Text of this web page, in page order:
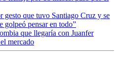
gesto que tuvo Santiago Cruz y se
golpeó pensar en todo”
que llegaría con Juanfer
mercado